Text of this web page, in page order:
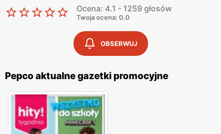
klientów w kraju. Główną zaletą tej sieci jest dbałość o
zapewnienieniskich cen, co sprawia, że zakupy w
są dostępne dla szerokiej grupy odbiorców. Jednym z
kluczowych elementów strategii marketingowej
regularnie wydawanegazetki promocyjne
publikowane co dwa tygodnie, a każda z nich zawiera
bogaty wybór produktów w obniżonych cenach. Dzięki
temu klienci mogą być na bieżąco z najnowszymi
promocjami
i okazjami, co pozwala im na planowanie
zakupów w sposób przemyślany i oszczędny. Oferta
Ocena: 4.1 - 1259 głosów
Twoja ocena: 0.0
OBSERWUJ
Pepco aktualne gazetki promocyjne